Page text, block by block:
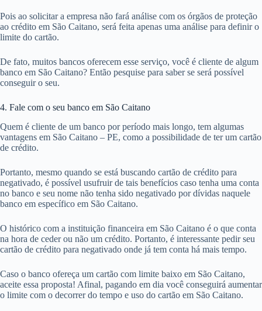
Pois ao solicitar a empresa não fará análise com os órgãos de proteção
ao crédito em São Caitano, será feita apenas uma análise para definir o
limite do cartão.
De fato, muitos bancos oferecem esse serviço, você é cliente de algum
banco em São Caitano? Então pesquise para saber se será possível
conseguir o seu.
4. Fale com o seu banco em São Caitano
Quem é cliente de um banco por período mais longo, tem algumas
vantagens em São Caitano – PE, como a possibilidade de ter um cartão
de crédito.
Portanto, mesmo quando se está buscando cartão de crédito para
negativado, é possível usufruir de tais benefícios caso tenha uma conta
no banco e seu nome não tenha sido negativado por dívidas naquele
banco em específico em São Caitano.
O histórico com a instituição financeira em São Caitano é o que conta
na hora de ceder ou não um crédito. Portanto, é interessante pedir seu
cartão de crédito para negativado onde já tem conta há mais tempo.
Caso o banco ofereça um cartão com limite baixo em São Caitano,
aceite essa proposta! Afinal, pagando em dia você conseguirá aumentar
o limite com o decorrer do tempo e uso do cartão em São Caitano.